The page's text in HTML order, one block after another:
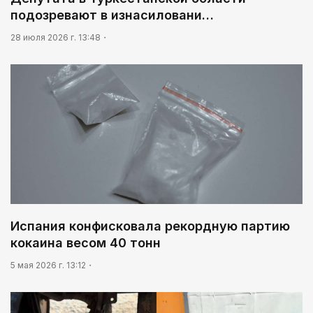
подозревают в изнасиловани…
28 июля 2026 г. 13:48
Испания конфисковала рекордную партию
кокаина весом 40 тонн
5 мая 2026 г. 13:12